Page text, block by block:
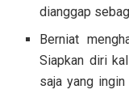
dianggap
Berniat
Siapkan diri
saja yang